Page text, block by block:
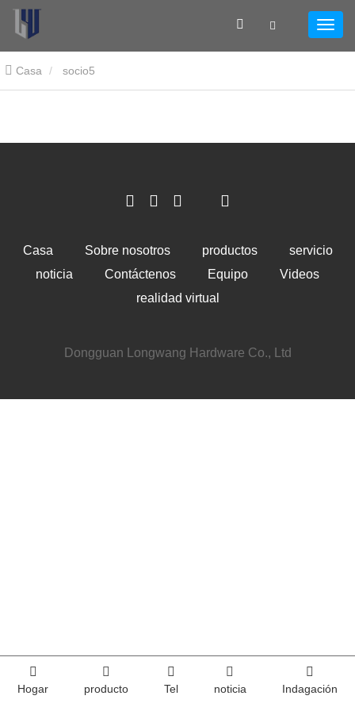
Casa socio5
Casa Sobre nosotros productos
servicio
noticia
Contáctenos Equipo
Videos
realidad virtual
Dongguan Longwang Hardware Co., Ltd
Hogar producto Tel noticia Indagación